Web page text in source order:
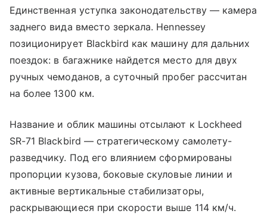
Единственная уступка законодательству — камера
заднего вида вместо зеркала. Hennessey
позиционирует Blackbird как машину для дальних
поездок: в багажнике найдется место для двух
ручных чемоданов, а суточный пробег рассчитан
на более 1300 км.
Название и облик машины отсылают к Lockheed
SR-71 Blackbird — стратегическому самолету-
разведчику. Под его влиянием сформированы
пропорции кузова, боковые скуловые линии и
активные вертикальные стабилизаторы,
раскрывающиеся при скорости выше 114 км/ч.